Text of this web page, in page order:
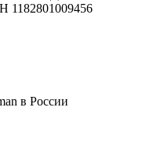
в России